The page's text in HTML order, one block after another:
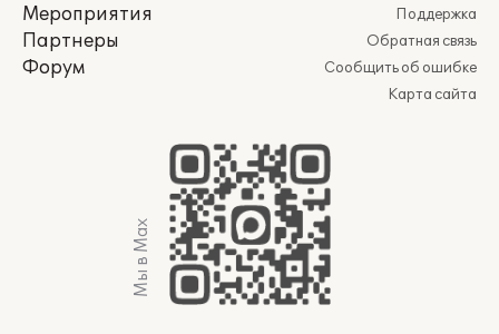
Мероприятия
Партнеры
Форум
Поддержка
Обратная связь
Сообщить об ошибке
Карта сайта
Мы в Max